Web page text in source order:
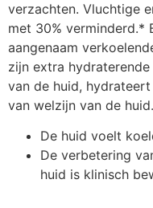
verzachten. Vluchtige
met 30% verminderd.*
aangenaam
zijn extra
van de huid,
van welzijn van de huid.
De huid voelt
De verbetering
huid is klinisch